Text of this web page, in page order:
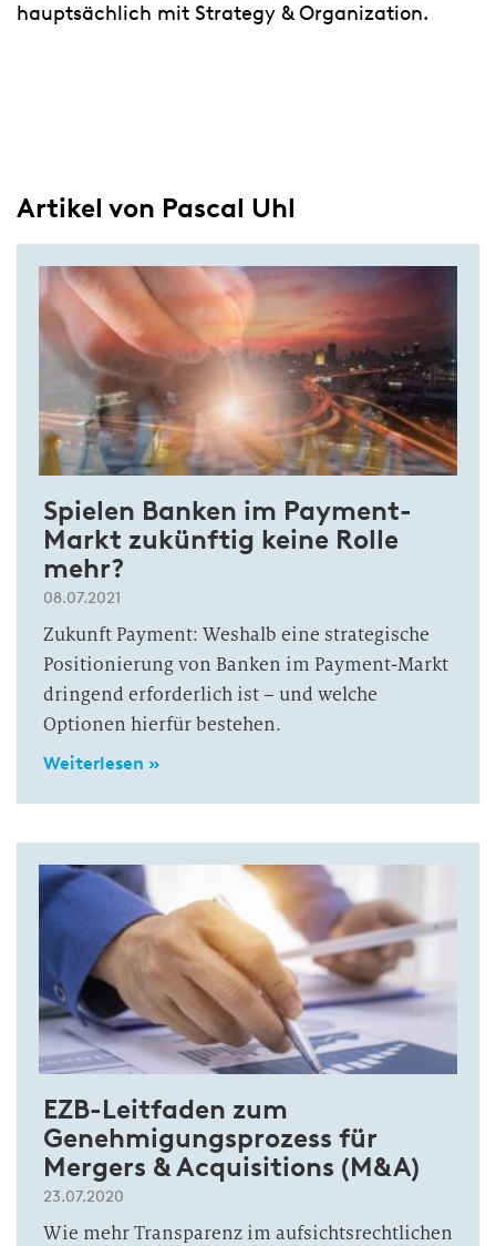
hauptsächlich mit Strategy & Organization.
Artikel von Pascal Uhl
Spielen Banken im Payment-
Markt zukünftig keine Rolle
mehr?
08.07.2021
Zukunft Payment: Weshalb eine strategische
Positionierung von Banken im Payment-Markt
dringend erforderlich ist – und welche
Optionen hierfür bestehen.
Weiterlesen »
EZB-Leitfaden zum
Genehmigungsprozess für
Mergers & Acquisitions (M&A)
23.07.2020
Wie mehr Transparenz im aufsichtsrechtlichen